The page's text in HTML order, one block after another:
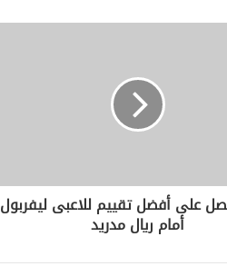
على أفضل تقييم للاعبى ليفربول
أمام ريال مدريد